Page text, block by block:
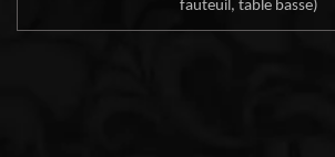
fauteuil, table basse)